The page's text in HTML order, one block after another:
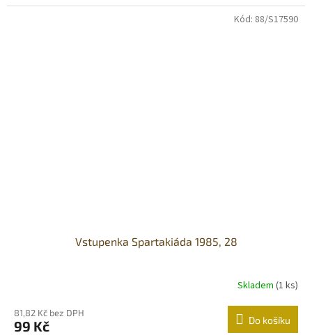
Vstupenka Spartakiáda 1985, 28
Skladem (1 ks)
81,82 Kč bez DPH
99 Kč Do košíku
Kód: 88/S17590